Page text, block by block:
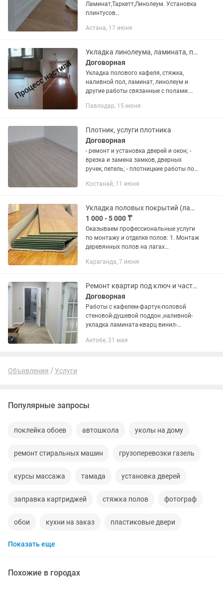
Ламинат,Таркетт,Линолеум. Установка
плинтусов
также доп подготовка полов- стяжка
также монтаж...
Астана, 17 июня
Укладка линолеума, ламината, плинтуса, полиуретан плинтус
Договорная
Укладка полового кафеля, стяжка,
наливной пол, ламинат, линолеум и
другие работы связанные с полами.
срок.
Павлодар, 15 июня
Плотник, услуги плотника
Договорная
- ремонт и установка дверей и окон; -
врезка и замена замков, дверных
ручек, петель; - плотницкие работы по
ламината, половой доски, пробкового
Костанай, 11 июня
Укладка половых покрытий (ламинат, кварц винил)
1 000 - 5 000 ₸
Оказываем профессиональные услуги
по монтажу и отделке полов: 1. Монтаж
деревянных полов на лагах
фанеры (от 2000 за м2) 3. Укладка
Караганда, 7 июня
Ремонт квартир под ключ и частично
Договорная
Работы с кафелем-фартук-половой
стеновой-душевой поддон ,наливной-
укладка ламината-кварц винил-
установка инсталляции- ванны-
Актобе, 31 мая
Объявления Услуги
Популярные запросы
поклейка обоев автошкола уколы на дому
ремонт стиральных машин грузоперевозки газель
курсы массажа тамада установка дверей
заправка картриджей стяжка полов фотограф
обои кухни на заказ пластиковые двери
курсы маникюра
Показать еще
Похожие в городах